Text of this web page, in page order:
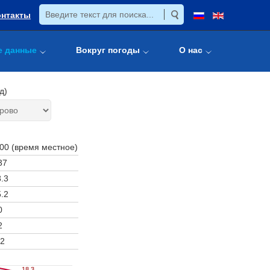
данные Вокруг погоды О нас
(время местное)